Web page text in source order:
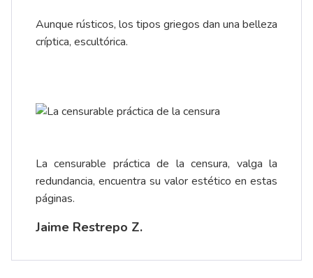
Aunque rústicos, los tipos griegos dan una belleza
críptica, escultórica.
La censurable práctica de la censura, valga la
redundancia, encuentra su valor estético en estas
páginas.
Jaime Restrepo Z.